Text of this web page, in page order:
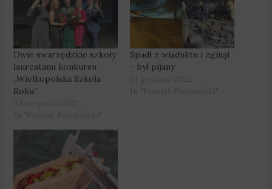
Dwie swarzędzkie szkoły
laureatami konkursu
„Wielkopolska Szkoła
Roku”
Spadł z wiaduktu i zginął
– był pijany